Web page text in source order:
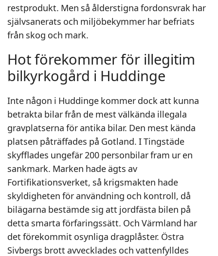
restprodukt. Men så ålderstigna fordonsvrak har
självsanerats och miljöbekymmer har befriats
från skog och mark.
Hot förekommer för illegitim
bilkyrkogård i Huddinge
Inte någon i Huddinge kommer dock att kunna
betrakta bilar från de mest välkända illegala
gravplatserna för antika bilar. Den mest kända
platsen påträffades på Gotland. I Tingstäde
skyfflades ungefär 200 personbilar fram ur en
sankmark. Marken hade ägts av
Fortifikationsverket, så krigsmakten hade
skyldigheten för användning och kontroll, då
bilägarna bestämde sig att jordfästa bilen på
detta smarta förfaringssätt. Och Värmland har
det förekommit osynliga dragplåster. Östra
Sivbergs brott avvecklades och vattenfylldes